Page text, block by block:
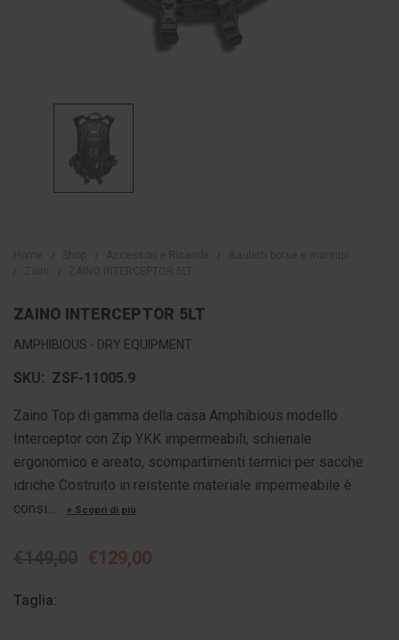
ZAINO INTERCEPTOR 5LT
AMPHIBIOUS - DRY EQUIPMENT
SKU: ZSF-11005.9
Zaino Top di gamma della casa Amphibious modello
Interceptor con Zip YKK impermeabili, schienale
ergonomico e areato, scompartimenti termici per sacche
idriche Costruito in reistente materiale impermeabile è
consi…
+ Scopri di più
€129,00
Taglia: